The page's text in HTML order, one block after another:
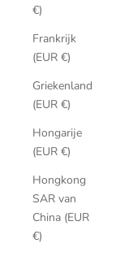
€)
Frankrijk
(EUR €)
Griekenland
(EUR €)
Hongarije
(EUR €)
Hongkong
SAR van
China (EUR
€)